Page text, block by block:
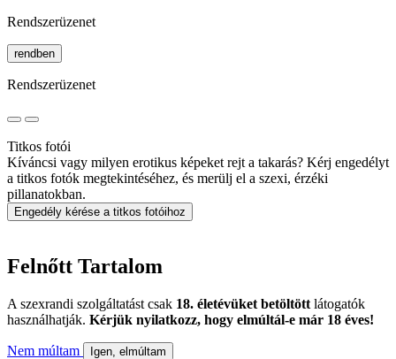
Rendszerüzenet
rendben
Rendszerüzenet
Titkos fotói
Kíváncsi vagy milyen erotikus képeket rejt a takarás? Kérj engedélyt
a titkos fotók megtekintéséhez, és merülj el a szexi, érzéki
pillanatokban.
Engedély kérése a titkos fotóihoz
Felnőtt Tartalom
A szexrandi szolgáltatást csak 18. életévüket betöltött látogatók
használhatják. Kérjük nyilatkozz, hogy elmúltál-e már 18 éves!
Nem múltam Igen, elmúltam